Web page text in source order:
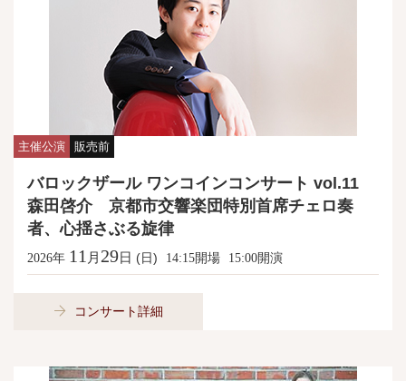
主催公演 販売前
バロックザール ワンコインコンサート vol.11
森田啓介 京都市交響楽団特別首席チェロ奏
者、心揺さぶる旋律
2026年 11 月 29日 (日) 14:15開場 15:00開演
コンサート詳細